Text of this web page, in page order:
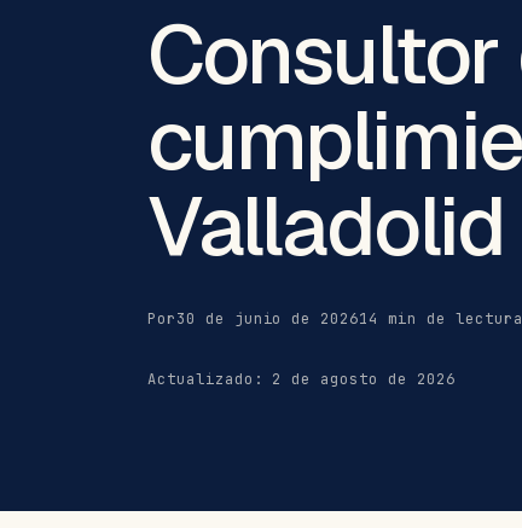
Valladolid
Por30 de junio de 202614 min de
Actualizado: 2 de agosto de 2026